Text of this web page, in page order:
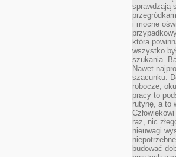
sprawdzają
i mocne
która
wszystko
szukania.
Nawet
szacunku.
robocze,
pracy to
rutynę, a to
raz, nic
nieuwagi
budować